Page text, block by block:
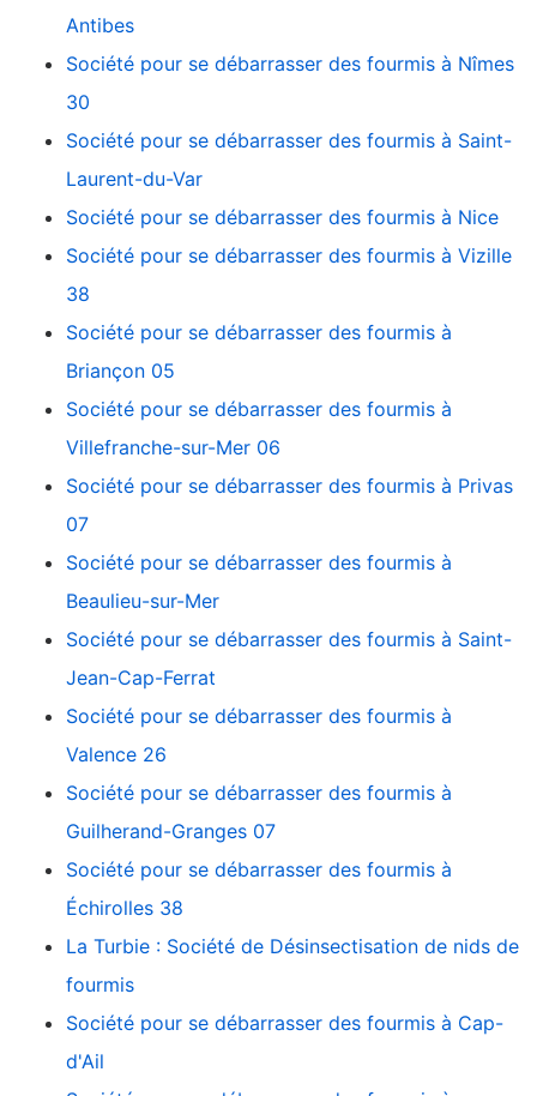
Antibes
Société pour se débarrasser des fourmis à Nîmes
30
Société pour se débarrasser des fourmis à Saint-
Laurent-du-Var
Société pour se débarrasser des fourmis à Nice
Société pour se débarrasser des fourmis à Vizille
38
Société pour se débarrasser des fourmis à
Briançon 05
Société pour se débarrasser des fourmis à
Villefranche-sur-Mer 06
Société pour se débarrasser des fourmis à Privas
07
Société pour se débarrasser des fourmis à
Beaulieu-sur-Mer
Société pour se débarrasser des fourmis à Saint-
Jean-Cap-Ferrat
Société pour se débarrasser des fourmis à
Valence 26
Société pour se débarrasser des fourmis à
Guilherand-Granges 07
Société pour se débarrasser des fourmis à
Échirolles 38
La Turbie : Société de Désinsectisation de nids de
fourmis
Société pour se débarrasser des fourmis à Cap-
d'Ail